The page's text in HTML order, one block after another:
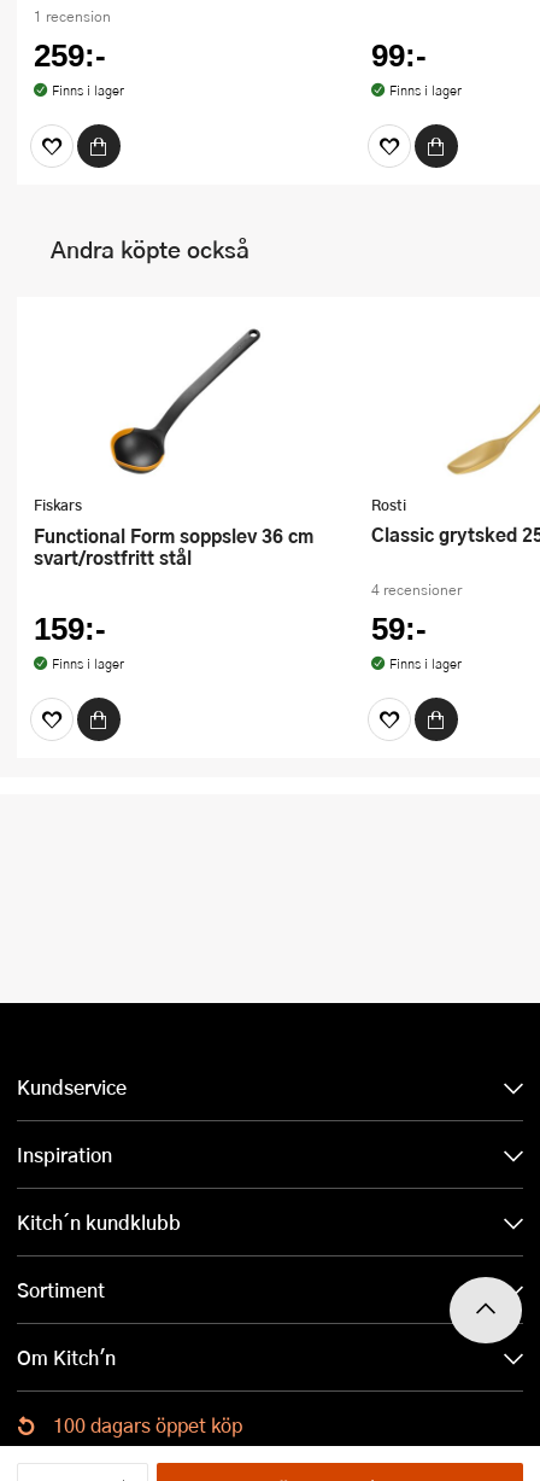
1 recension
259:-
Finns i lager
99:-
Finns i lager
Andra köpte också
Fiskars
Functional Form soppslev 36 cm
svart/rostfritt stål
159:-
Finns i lager
Rosti
Classic grytsked
4 recensioner
59:-
Finns i lager
Kundservice
Inspiration
Kitch´n kundklubb
Sortiment
Om Kitch'n
100 dagars öppet köp
Ladda ned Kitch´n-appen